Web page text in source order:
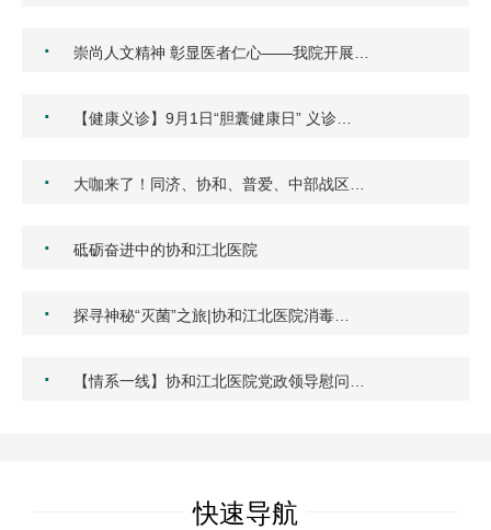
· 崇尚人文精神 彰显医者仁心——我院开展…
· 【健康义诊】9月1日“胆囊健康日” 义诊…
· 大咖来了！同济、协和、普爱、中部战区…
· 砥砺奋进中的协和江北医院
· 探寻神秘“灭菌”之旅|协和江北医院消毒…
· 【情系一线】协和江北医院党政领导慰问…
快速导航